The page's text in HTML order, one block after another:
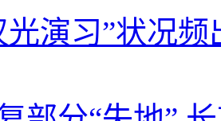
光演习”状况